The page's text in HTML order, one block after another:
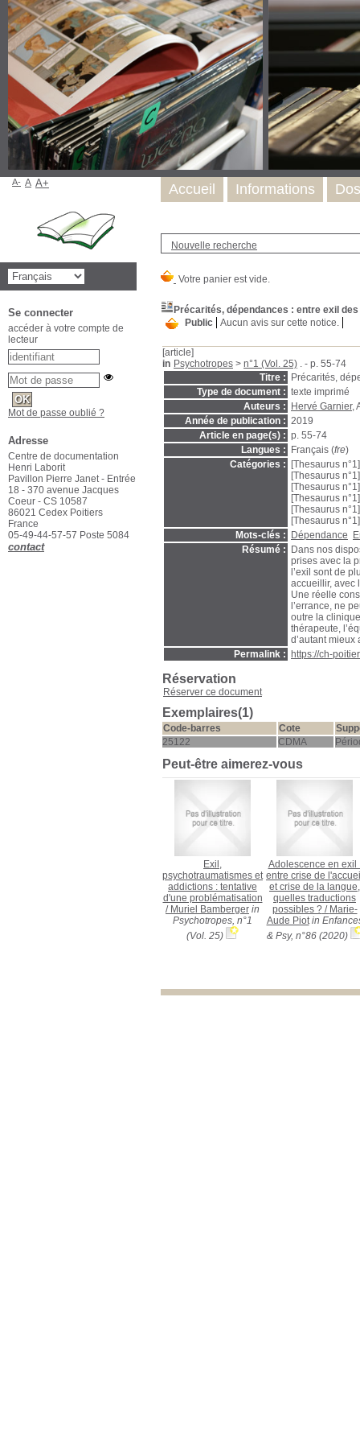
Nouvelle recherche
Précarités, dépendances : entre exil
Public
Aucun avis sur cette notice.
[article]
in Psychotropes > n°1 (Vol. 25) . - p. 55-74
Titre :
Précarités,
Type de document : texte imprimé
Auteurs :
Hervé Garnier,
Année de publication : 2019
Article en page(s) : p. 55-74
Langues :
Français (fre)
Catégories :
[Thesaurus
[Thesaurus
[Thesaurus
[Thesaurus
[Thesaurus
[Thesaurus
Mots-clés :
Dépendance
Résumé :
Dans nos
prises avec la
l’exil sont de
accueillir, avec
Une réelle
l’errance, ne
outre la
thérapeute,
d’autant
Permalink :
https://ch-
Réservation
Réserver ce document
Exemplaires(1)
Code-barres Cote
25122
CDMA
Peut-être aimerez-vous
Exil,
psychotraumatismes et
addictions : tentative
d'une problématisation
/ Muriel Bamberger in
Psychotropes, n°1
(Vol. 25)
Adolescence en exil
entre crise de
et crise de la langue,
quelles traductions
possibles ?/ Marie-
Aude Piot in
& Psy, n°86 (2020)
Accueil Informations
A- A A+
Se connecter
accéder à votre compte de
lecteur
Mot de passe oublié ?
Adresse
Centre de documentation
Henri Laborit
Pavillon Pierre Janet - Entrée
18 - 370 avenue Jacques
Coeur - CS 10587
86021 Cedex Poitiers
France
05-49-44-57-57 Poste 5084
contact